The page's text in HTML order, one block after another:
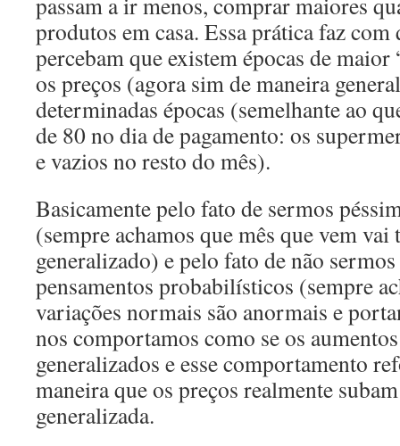
produtos em casa. Essa prática faz
percebam que existem épocas de
os preços (agora sim de maneira
determinadas épocas (semelhante ao
de 80 no dia de pagamento: os
e vazios no resto do mês).
Basicamente pelo fato de sermos
(sempre achamos que mês que vem
generalizado) e pelo fato de não
pensamentos probabilísticos (sempre
variações normais são anormais e
nos comportamos como se os
generalizados e esse comportamento
maneira que os preços realmente
generalizada.